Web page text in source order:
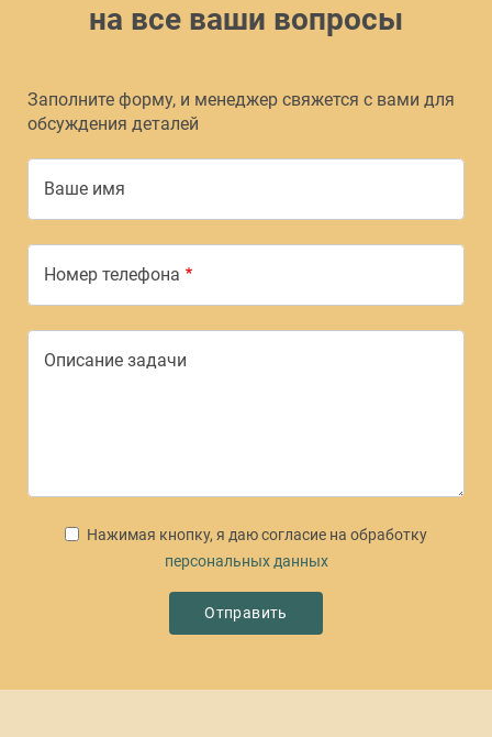
на все ваши вопросы
Заполните форму, и менеджер свяжется с вами для
обсуждения деталей
Ваше имя
Номер телефона
Описание задачи
Нажимая кнопку, я даю согласие на обработку
персональных данных